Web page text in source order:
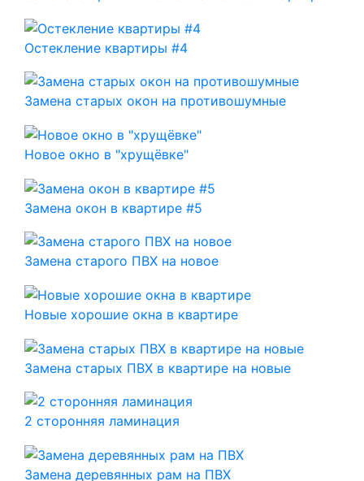
Остекление квартиры #4
Замена старых окон на противошумные
Новое окно в "хрущёвке"
Замена окон в квартире #5
Замена старого ПВХ на новое
Новые хорошие окна в квартире
Замена старых ПВХ в квартире на новые
2 сторонняя ламинация
Замена деревянных рам на ПВХ